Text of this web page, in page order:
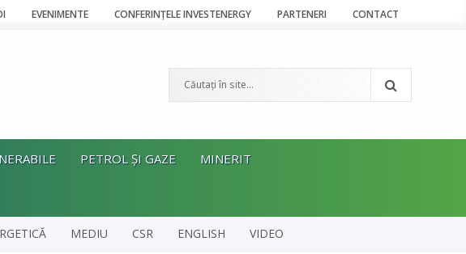
EVENIMENTE CONFERINȚELE INVESTENERGY PARTENERI CONTACT
PETROL ȘI GAZE MINERIT
MEDIU CSR ENGLISH VIDEO